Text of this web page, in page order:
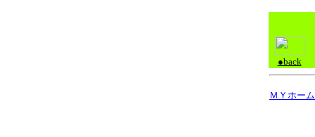
●back
ＭＹホー